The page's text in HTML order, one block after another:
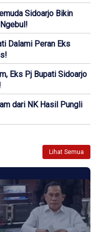
Sidoarjo Bikin
Dalami Peran Eks
Eks Pj Bupati Sidoarjo
dari NK Hasil Pungli
Lihat Semua